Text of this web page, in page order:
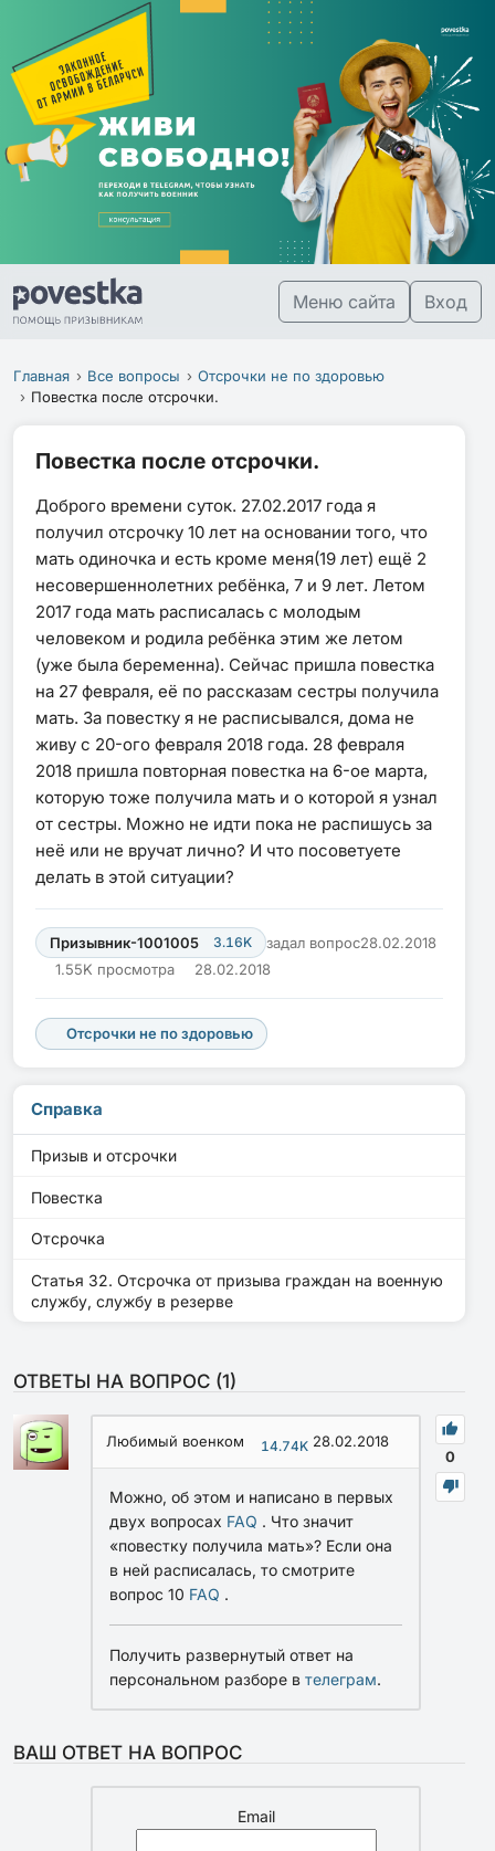
Меню сайта Вход
Главная Все вопросы
Отсрочки не по здоровью
Повестка после отсрочки.
Повестка после отсрочки.
Доброго времени суток. 27.02.2017 года я
получил отсрочку 10 лет на основании того, что
мать одиночка и есть кроме меня(19 лет) ещё 2
несовершеннолетних ребёнка, 7 и 9 лет. Летом
2017 года мать расписалась с молодым
человеком и родила ребёнка этим же летом
(уже была беременна). Сейчас пришла повестка
на 27 февраля, её по рассказам сестры получила
мать. За повестку я не расписывался, дома не
живу с 20-ого февраля 2018 года. 28 февраля
2018 пришла повторная повестка на 6-ое марта,
которую тоже получила мать и о которой я узнал
от сестры. Можно не идти пока не распишусь за
неё или не вручат лично? И что посоветуете
делать в этой ситуации?
Призывник-1001005 3.16K задал вопрос28.02.2018
1.55K просмотра
28.02.2018
Отсрочки не по здоровью
Справка
Призыв и отсрочки
Повестка
Отсрочка
Статья 32. Отсрочка от призыва граждан на военную
службу, службу в резерве
ОТВЕТЫ НА ВОПРОС (1)
0
Любимый военком 14.74K 28.02.2018
Можно, об этом и написано в первых
двух вопросах FAQ . Что значит
«повестку получила мать»? Если она
в ней расписалась, то смотрите
вопрос 10 FAQ .
Получить развернутый ответ на
персональном разборе в телеграм.
ВАШ ОТВЕТ НА ВОПРОС
Email